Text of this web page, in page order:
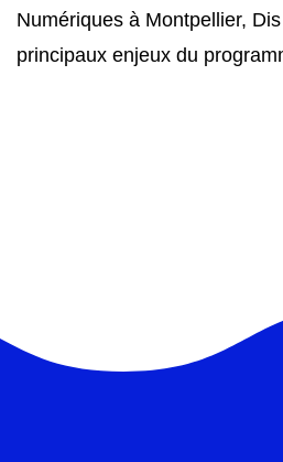
Numériques à Montpellier,
principaux enjeux du